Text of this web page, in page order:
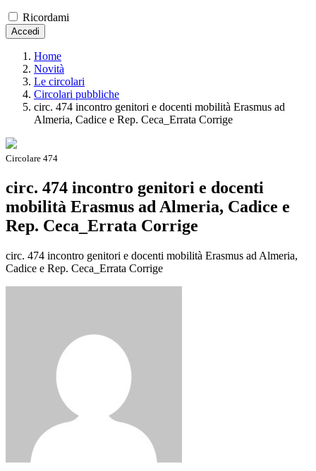
Ricordami
Accedi
Home
Novità
Le circolari
Circolari pubbliche
circ. 474 incontro genitori e docenti mobilità Erasmus ad
Almeria, Cadice e Rep. Ceca_Errata Corrige
Circolare 474
circ. 474 incontro genitori e docenti
mobilità Erasmus ad Almeria, Cadice e
Rep. Ceca_Errata Corrige
circ. 474 incontro genitori e docenti mobilità Erasmus ad Almeria,
Cadice e Rep. Ceca_Errata Corrige